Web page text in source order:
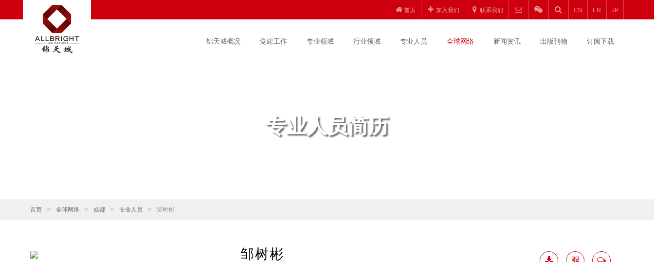
首页 加入我们 联系我们 CN EN JP
锦天城概况 党建工作 专业领域 行业领域 专业人员 全球网络 新闻资讯 出版刊物 订阅下载
专业人员简历
首页 > 全球网络 > 成都 > 专业人员 > 邹树彬
邹树彬